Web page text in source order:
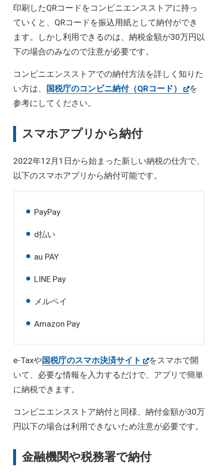
印刷したQRコードをコンビニエンスストアに持っ
ていくと、QRコードを振込用紙として納付ができ
ます。しかし利用できるのは、納税金額が30万円以
下の場合のみなので注意が必要です。
コンビニエンスストアでの納付方法を詳しく知りた
い方は、
国税庁のコンビニ納付（QRコード）
を
参考にしてください。
スマホアプリから納付
2022年12月1日から始まった新しい納税の仕方で、
以下のスマホアプリから納付可能です。
PayPay
d払い
au PAY
LINE Pay
メルペイ
Amazon Pay
e-Taxや 国税庁のスマホ決済サイト
をスマホで開
いて、必要な情報を入力するだけで、アプリで簡単
に納税できます。
コンビニエンスストア納付と同様、納付金額が30万
円以下の場合は利用できないため注意が必要です。
金融機関や税務署で納付